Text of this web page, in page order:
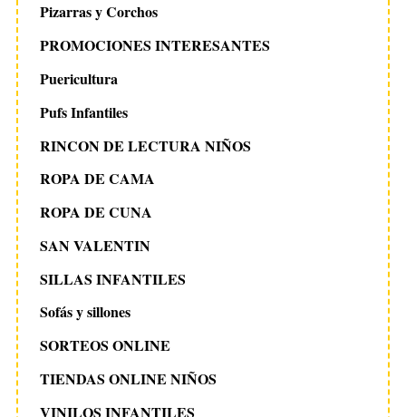
Pizarras y Corchos
PROMOCIONES INTERESANTES
Puericultura
Pufs Infantiles
RINCON DE LECTURA NIÑOS
ROPA DE CAMA
ROPA DE CUNA
SAN VALENTIN
SILLAS INFANTILES
Sofás y sillones
SORTEOS ONLINE
TIENDAS ONLINE NIÑOS
VINILOS INFANTILES